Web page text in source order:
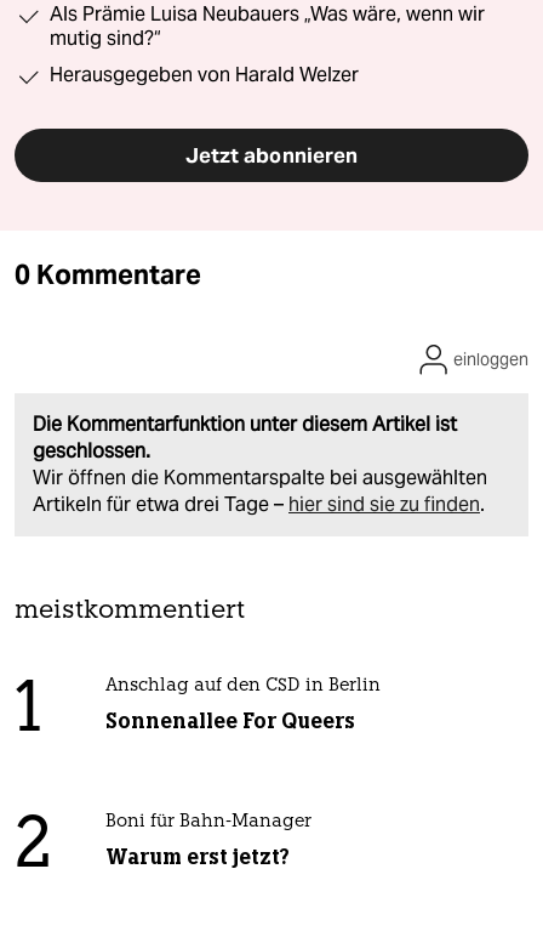
Als Prämie Luisa Neubauers „Was wäre, wenn wir
mutig sind?“
Herausgegeben von Harald Welzer
Jetzt abonnieren
0 Kommentare
Die Kommentarfunktion unter diesem Artikel ist
geschlossen.
Wir öffnen die Kommentarspalte bei ausgewählten
Artikeln für etwa drei Tage – hier sind sie zu finden.
einloggen
meistkommentiert
1 Anschlag auf den CSD in Berlin
Sonnenallee For Queers
2 Boni für Bahn-Manager
Warum erst jetzt?